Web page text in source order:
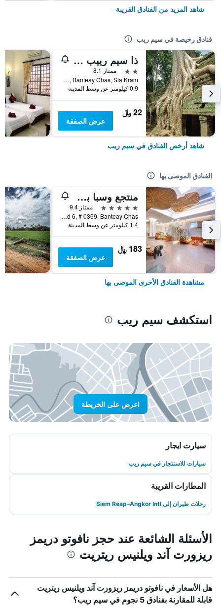
شاهد المزيد من الفنادق القريبة
فنادق رخيصة في سيم ريب
ذا سيم رييب تشيلد باكباكرز
2 نجمتين
ممتاز 8.1
Wat Bo Rd, Banteay Chas, Sla Kram, سيم ريب, كمبوديا
0.9 كيلومتر عن وسط المدينة
22 ﷼
عرض الصفقة
شاهد أرخص الفنادق في سيم ريب
الفنادق الموصى بها
منتجع وسبا بوراي أنغكور
5 نجوم
ممتاز 9.4
National Road 6, # 0369, Banteay Chas, سيم ريب, كمبوديا
1.4 كيلومتر عن وسط المدينة
183 ﷼
عرض الصفقة
مشاهدة الفنادق الأخرى الموصى بها
استكشف سيم ريب
اعرض على الخريطة
سيارت ايجار
سيارات للاستئجار في سيم ريب
المطارات القريبة
رحلات طيران إلى Siem Reap–Angkor Intl
الأسئلة الشائعة عند حجز نافوتو دريمز
ريزورت آند ويلنيس ريتريت
هل الأسعار في نافوتو دريمز ريزورت آند ويلنيس ريتريت
قابلة للمقارنة بفنادق 5 نجوم في سيم ريب؟